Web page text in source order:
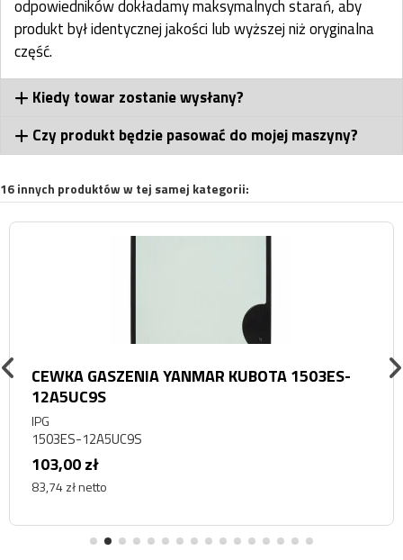
odpowiedników dokładamy maksymalnych starań, aby
produkt był identycznej jakości lub wyższej niż oryginalna
część.
Kiedy towar zostanie wysłany?
Czy produkt będzie pasować do mojej maszyny?
16 innych produktów w tej samej kategorii:
CEWKA GASZENIA YANMAR KUBOTA 1503ES-
12A5UC9S
IPG
1503ES-12A5UC9S
103,00 zł
83,74 zł netto